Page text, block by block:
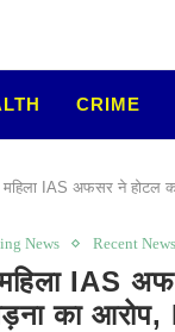
CRIME
IAS अफसर ने होटल
News Recent News
IAS
का आरोप,